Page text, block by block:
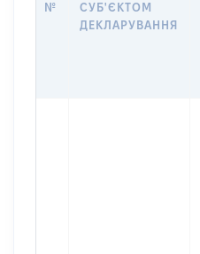
№
СУБ'ЄКТОМ
ДЕКЛАРУВАННЯ